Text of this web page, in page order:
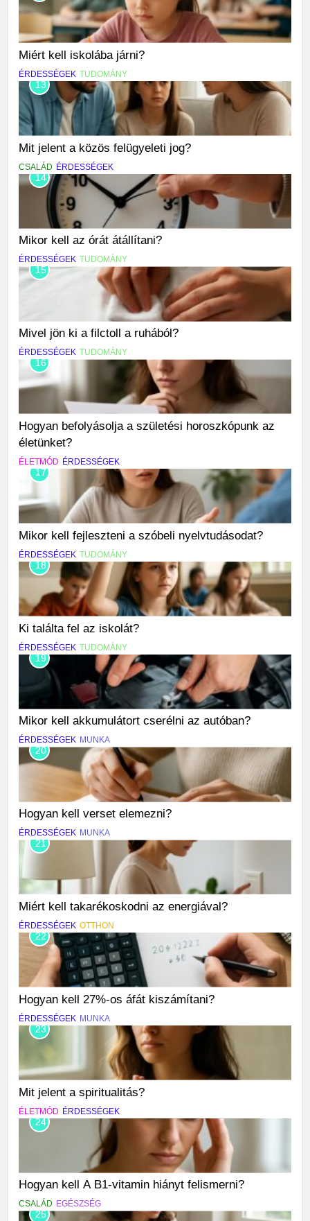
Miért kell iskolába járni?
ÉRDESSÉGEK TUDOMÁNY
13
Mit jelent a közös felügyeleti jog?
CSALÁD ÉRDESSÉGEK
14
Mikor kell az órát átállítani?
ÉRDESSÉGEK TUDOMÁNY
15
Mivel jön ki a filctoll a ruhából?
ÉRDESSÉGEK TUDOMÁNY
16
Hogyan befolyásolja a születési horoszkópunk az
életünket?
ÉLETMÓD ÉRDESSÉGEK
17
Mikor kell fejleszteni a szóbeli nyelvtudásodat?
ÉRDESSÉGEK TUDOMÁNY
18
Ki találta fel az iskolát?
ÉRDESSÉGEK TUDOMÁNY
19
Mikor kell akkumulátort cserélni az autóban?
ÉRDESSÉGEK MUNKA
20
Hogyan kell verset elemezni?
ÉRDESSÉGEK MUNKA
21
Miért kell takarékoskodni az energiával?
ÉRDESSÉGEK OTTHON
22
Hogyan kell 27%-os áfát kiszámítani?
ÉRDESSÉGEK MUNKA
23
Mit jelent a spiritualitás?
ÉLETMÓD ÉRDESSÉGEK
24
Hogyan kell A B1-vitamin hiányt felismerni?
CSALÁD EGÉSZSÉG
25